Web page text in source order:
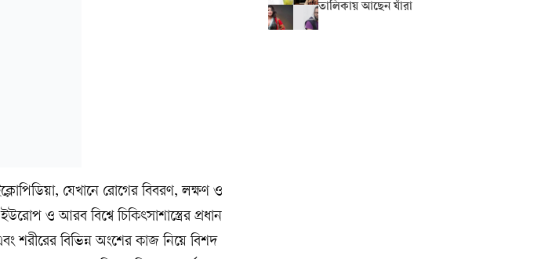
যেখানে রোগের বিবরণ, লক্ষণ ও
ও আরব বিশ্বে চিকিৎসাশাস্ত্রের প্রধান
শরীরের বিভিন্ন অংশের কাজ নিয়ে বিশদ
তালিকায় আছেন যাঁরা